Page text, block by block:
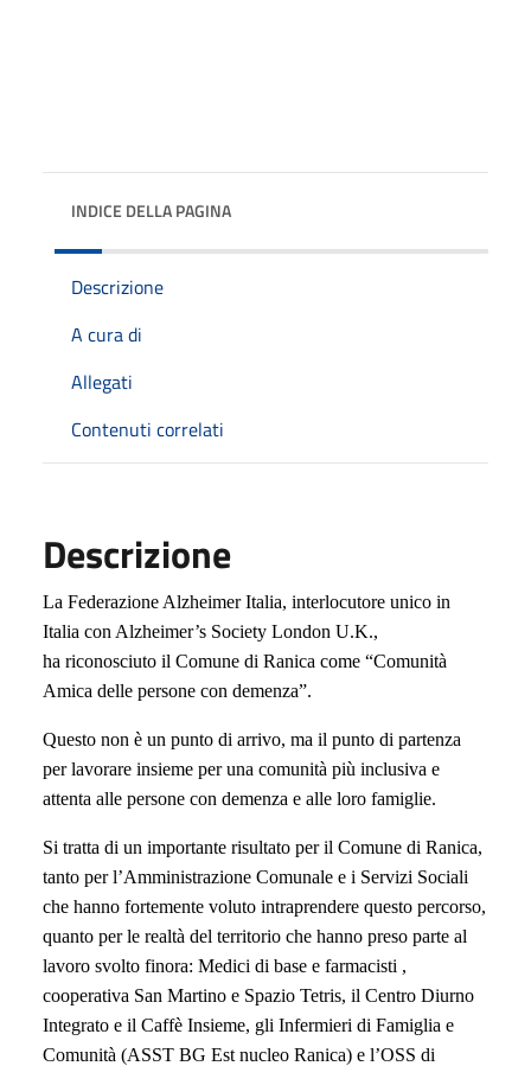
INDICE DELLA PAGINA
Descrizione
A cura di
Allegati
Contenuti correlati
Descrizione
La Federazione Alzheimer Italia, interlocutore unico in
Italia con Alzheimer’s Society London U.K.,
ha riconosciuto il Comune di Ranica come “Comunità
Amica delle persone con demenza”.
Questo non è un punto di arrivo, ma il punto di partenza
per lavorare insieme per una comunità più inclusiva e
attenta alle persone con demenza e alle loro famiglie.
Si tratta di un importante risultato per il Comune di Ranica,
tanto per l’Amministrazione Comunale e i Servizi Sociali
che hanno fortemente voluto intraprendere questo percorso,
quanto per le realtà del territorio che hanno preso parte al
lavoro svolto finora: Medici di base e farmacisti ,
cooperativa San Martino e Spazio Tetris, il Centro Diurno
Integrato e il Caffè Insieme, gli Infermieri di Famiglia e
Comunità (ASST BG Est nucleo Ranica) e l’OSS di